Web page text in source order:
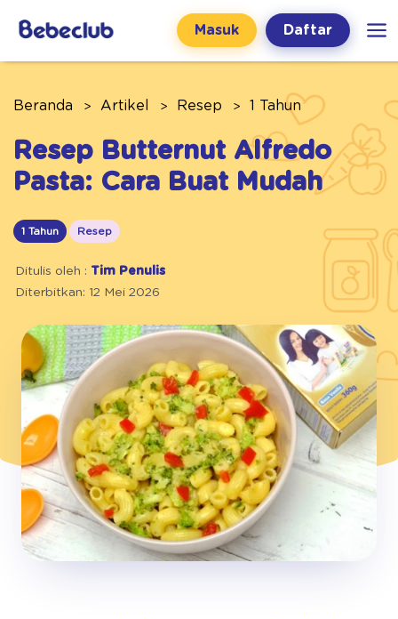
Masuk Daftar
Beranda Artikel Resep 1 Tahun
Resep Butternut Alfredo
Pasta: Cara Buat Mudah
1 Tahun Resep
Ditulis oleh : Tim Penulis
Diterbitkan: 12 Mei 2026